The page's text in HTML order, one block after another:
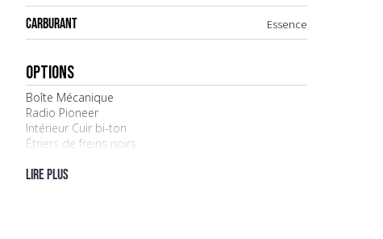
CARBURANT Essence
OPTIONS
Boîte Mécanique
Radio Pioneer
Intérieur Cuir bi-ton
Étriers de freins noirs
Trousse à outils
Lire plus